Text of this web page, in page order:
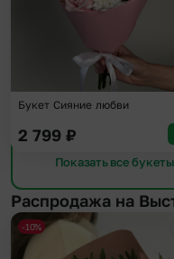
Букет Сияние любви
2 799 ₽
Показать все
Распродажа на
-10%